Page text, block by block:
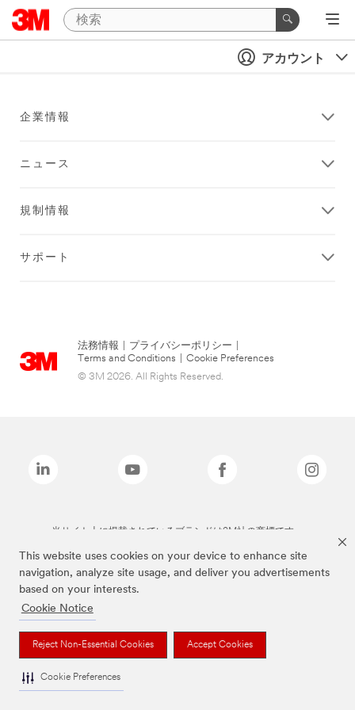
This website uses cookies on your device to enhance site
navigation, analyze site usage, and deliver you advertisements
based on your interests.
Cookie Notice
Reject Non-Essential Cookies Accept Cookies
Cookie Preferences
アカウント
企業情報
ニュース
規制情報
サポート
法務情報 プライバシーポリシー
Terms and Conditions
Cookie Preferences
© 3M 2026. All Rights Reserved.
当サイト上に掲載されているブランドは3M社の商標です。